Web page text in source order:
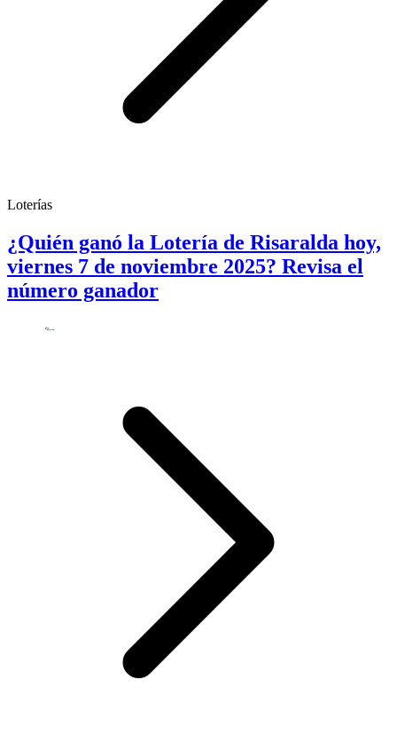
Loterías
¿Quién ganó la Lotería de Risaralda hoy,
viernes 7 de noviembre 2025? Revisa el
número ganador